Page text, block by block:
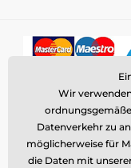
Wir
Datenverkehr zu
möglicherweise für
die Daten mit